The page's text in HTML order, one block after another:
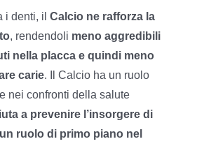
i denti, il Calcio ne rafforza la
, rendendoli meno aggredibili
nella placca e quindi meno
carie. Il Calcio ha un ruolo
nei confronti della salute
a prevenire l’insorgere di
ruolo di primo piano nel